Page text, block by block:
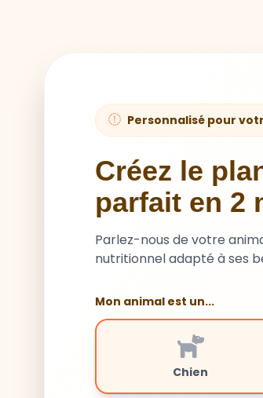
Personnalisé pour
Créez le
parfait en 2
Parlez-nous de votre
nutritionnel adapté à ses
Mon animal est un...
Chien